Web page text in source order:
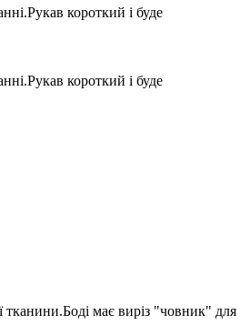
короткий і буде
короткий і буде
тканини.Боді має виріз "човник" для